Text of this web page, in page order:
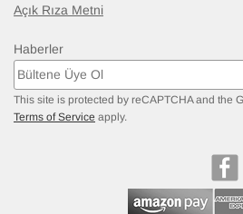
Açık Rıza Metni
Haberler
This site is protected by reCAPTCHA and the
Terms of Service apply.